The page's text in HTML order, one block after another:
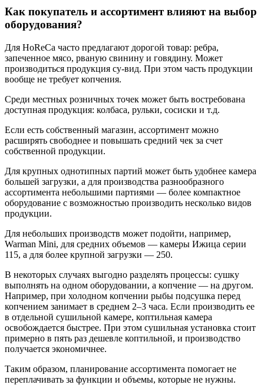
Как покупатель и ассортимент влияют на выбор
оборудования?
Для HoReCa часто предлагают дорогой товар: ребра,
запеченное мясо, рваную свинину и говядину. Может
производиться продукция су-вид. При этом часть продукции
вообще не требует копчения.
Среди местных розничных точек может быть востребована
доступная продукция: колбаса, рульки, сосиски и т.д.
Если есть собственный магазин, ассортимент можно
расширять свободнее и повышать средний чек за счет
собственной продукции.
Для крупных однотипных партий может быть удобнее камера
большей загрузки, а для производства разнообразного
ассортимента небольшими партиями — более компактное
оборудование с возможностью производить несколько видов
продукции.
Для небольших производств может подойти, например,
Warman Mini, для средних объемов — камеры Ижица серии
115, а для более крупной загрузки — 250.
В некоторых случаях выгодно разделять процессы: сушку
выполнять на одном оборудовании, а копчение — на другом.
Например, при холодном копчении рыбы подсушка перед
копчением занимает в среднем 2–3 часа. Если производить ее
в отдельной сушильной камере, коптильная камера
освобождается быстрее. При этом сушильная установка стоит
примерно в пять раз дешевле коптильной, и производство
получается экономичнее.
Таким образом, планирование ассортимента помогает не
переплачивать за функции и объемы, которые не нужны.